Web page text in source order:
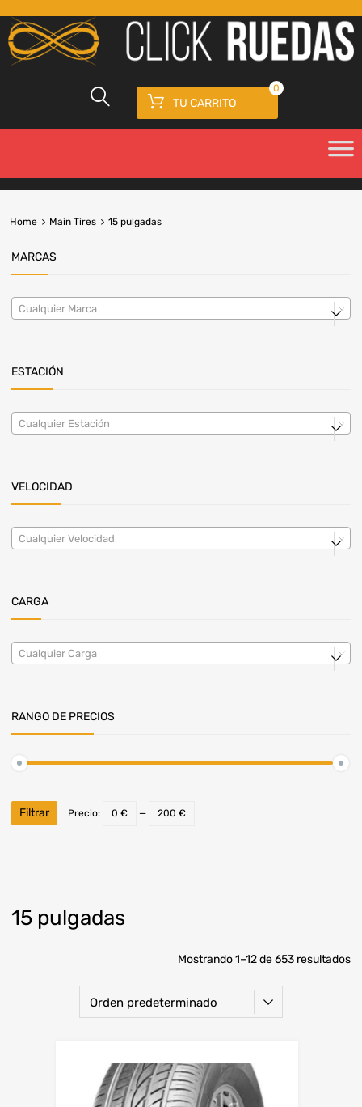
TU CARRITO
0
Home Main Tires 15 pulgadas
15 pulgadas
Mostrando 1–12 de 653 resultados
MARCAS
Cualquier Marca
ESTACIÓN
Cualquier Estación
VELOCIDAD
Cualquier Velocidad
CARGA
Cualquier Carga
RANGO DE PRECIOS
Filtrar Precio: 0 € — 200 €